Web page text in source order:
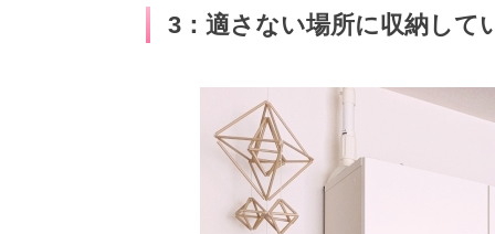
3：適さない場所に収納して